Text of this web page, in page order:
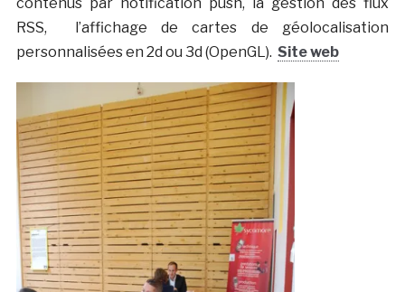
RSS, l’affichage de cartes de géolocalisation
personnalisées en 2d ou 3d (OpenGL). Site web